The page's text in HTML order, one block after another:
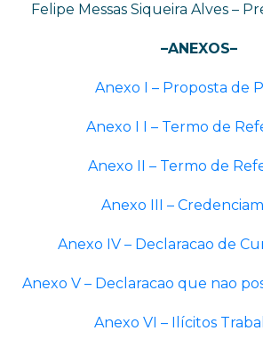
Felipe Messas Siqueira Alves –
–ANEXOS–
Anexo I – Proposta de
Anexo I I – Termo de
Anexo II – Termo de
Anexo III –
Anexo IV – Declaracao de
Anexo V – Declaracao que nao
Anexo VI – Ilícitos